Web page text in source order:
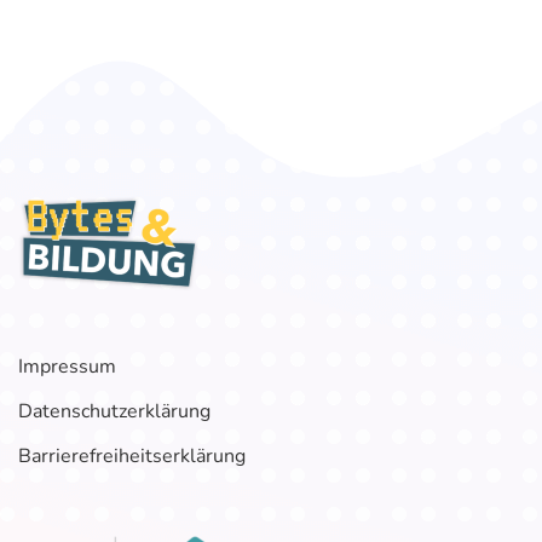
Impressum
Datenschutzerklärung
Barrierefreiheitserklärung